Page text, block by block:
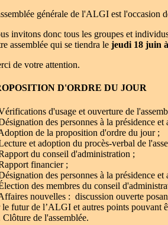
générale de l'ALGI est l'occasion
invitons donc tous les groupes et
assemblée qui se tiendra le jeudi 18 juin
de votre attention.
D'ORDRE DU JOUR
d'usage et ouverture de
des personnes à la présidence et
de la proposition d'ordre du jour ;
et adoption du procès-verbal de
du conseil d'administration ;
financier ;
des personnes à la présidence et
des membres du conseil
nouvelles : discussion ouverte
le futur de l’ALGI et autres points pouvant
Clôture de l'assemblée.